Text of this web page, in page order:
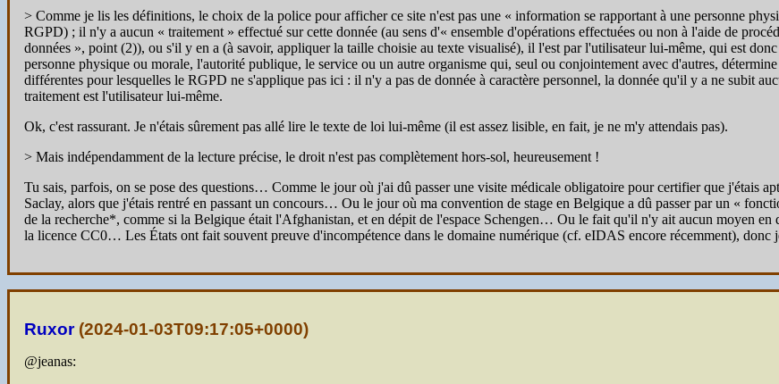
> Comme je lis les définitions, le choix de la police pour afficher ce site n'est pas une « information se rapportant à une personne
RGPD) ; il n'y a aucun « traitement » effectué sur cette donnée (au sens d'« ensemble d'opérations effectuées ou non à l'aide de
données », point (2)), ou s'il y en a (à savoir, appliquer la taille choisie au texte visualisé), il l'est par l'utilisateur lui-même, qui est
personne physique ou morale, l'autorité publique, le service ou un autre organisme qui, seul ou conjointement avec d'autres,
différentes pour lesquelles le RGPD ne s'applique pas ici : il n'y a pas de donnée à caractère personnel, la donnée qu'il y a ne subit
traitement est l'utilisateur lui-même.
Ok, c'est rassurant. Je n'étais sûrement pas allé lire le texte de loi lui-même (il est assez lisible, en fait, je ne m'y attendais pas).
> Mais indépendamment de la lecture précise, le droit n'est pas complètement hors-sol, heureusement !
Tu sais, parfois, on se pose des questions… Comme le jour où j'ai dû passer une visite médicale obligatoire pour certifier que j'étais
Saclay, alors que j'étais rentré en passant un concours… Ou le jour où ma convention de stage en Belgique a dû passer par un «
de la recherche*, comme si la Belgique était l'Afghanistan, et en dépit de l'espace Schengen… Ou le fait qu'il n'y ait aucun moyen en
la licence CC0… Les États ont fait souvent preuve d'incompétence dans le domaine numérique (cf. eIDAS encore récemment), donc
Ruxor(2024-01-03T09:17:05+0000)
@jeanas: